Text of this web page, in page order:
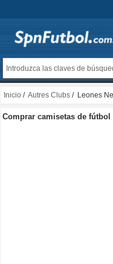
Inicio / Autres Clubs / Leones
Comprar camisetas de fútbol